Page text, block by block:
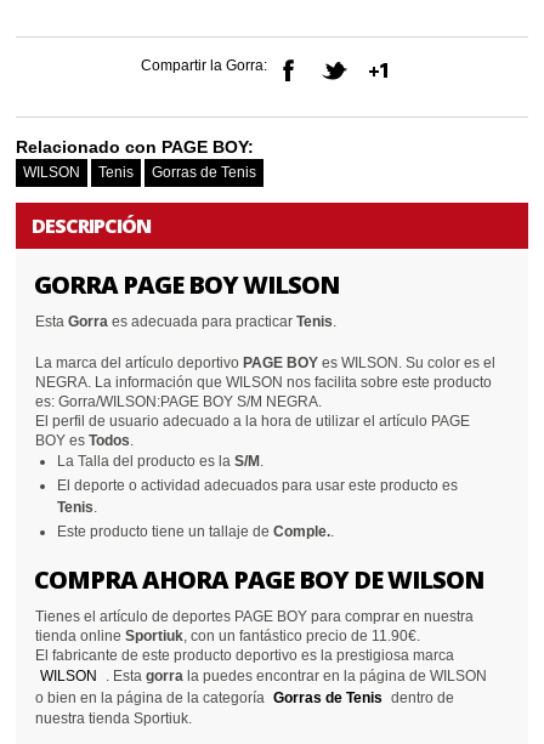
Compartir la Gorra:
Relacionado con PAGE BOY:
WILSON Tenis Gorras de Tenis
DESCRIPCIÓN
GORRA PAGE BOY WILSON
EstaGorra es adecuada para practicarTenis.
La marca del artículo deportivo PAGE BOY es WILSON. Su color es el
NEGRA. La información que WILSON nos facilita sobre este producto
es: Gorra/WILSON:PAGE BOY S/M NEGRA.
El perfil de usuario adecuado a la hora de utilizar el artículo PAGE
BOY esTodos.
La Talla del producto es laS/M .
El deporte o actividad adecuados para usar este producto es
Tenis.
Este producto tiene un tallaje deComple..
COMPRA AHORA PAGE BOY DE WILSON
Tienes el artículo de deportes PAGE BOY para comprar en nuestra
tienda onlineSportiuk, con un fantástico precio de 11.90€.
El fabricante de este producto deportivo es la prestigiosa marca
WILSON
. Estagorra la puedes encontrar en la página de WILSON
o bien en la página de la categoría Gorras de Tenis dentro de
nuestra tienda Sportiuk.